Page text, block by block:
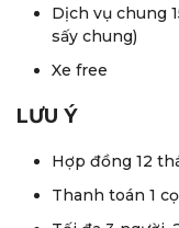
Dịch vụ chung
sấy chung)
Xe free
LƯU Ý
Hợp đồng 12
Thanh toán 1